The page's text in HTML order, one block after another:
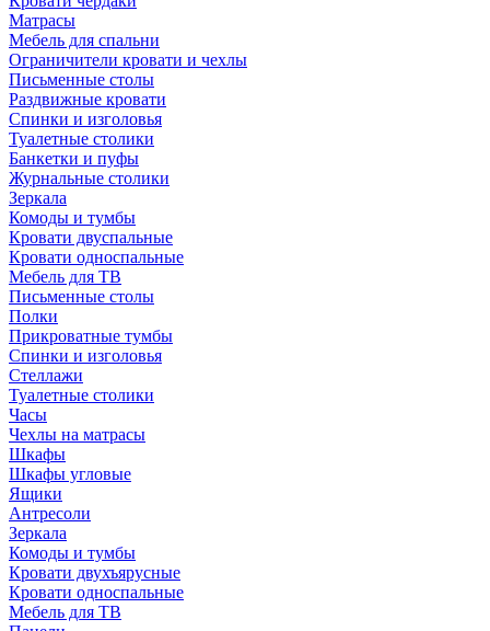
Матрасы
Мебель для спальни
Ограничители кровати и чехлы
Письменные столы
Раздвижные кровати
Спинки и изголовья
Туалетные столики
Банкетки и пуфы
Журнальные столики
Зеркала
Комоды и тумбы
Кровати двуспальные
Кровати односпальные
Мебель для ТВ
Письменные столы
Полки
Прикроватные тумбы
Спинки и изголовья
Стеллажи
Туалетные столики
Часы
Чехлы на матрасы
Шкафы
Шкафы угловые
Ящики
Антресоли
Зеркала
Комоды и тумбы
Кровати двухъярусные
Кровати односпальные
Мебель для ТВ